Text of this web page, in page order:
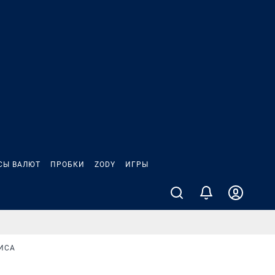
ВАЛЮТ ПРОБКИ ZODY ИГРЫ